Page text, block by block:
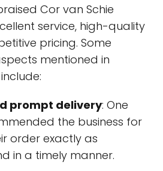
Cor van Schie
service, high-quality
pricing. Some
mentioned in
prompt delivery: One
the business for
order exactly as
in a timely manner.